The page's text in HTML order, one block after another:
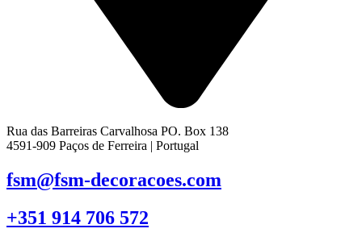
Rua das Barreiras Carvalhosa PO. Box 138
4591-909 Paços de Ferreira | Portugal
fsm@fsm-decoracoes.com
+351 914 706 572